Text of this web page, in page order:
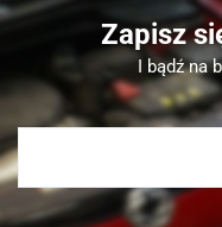
Zapisz
I bądź na